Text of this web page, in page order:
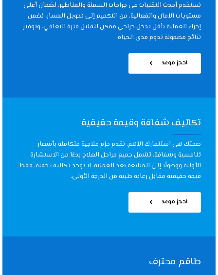
نستخدم أحدث التقنيات في جراحات السمنة والمناظير، لضمان أعلى
مستويات الأمان والفعالية. من التكميم إلى تحويل المسار، نضمن
إجراء العملية بأقل تدخل جراحي ممكن لتقليل فترة التعافي، وتوفير
نتائج مضمونة تدوم مدى الحياة.
احجز موعد
تكاليف شفافة وقيمة حقيقية
صحتك هي استثمارك الأهم. نقدم حزم علاجية متكاملة بأسعار
تنافسية وشفافة، تشمل جميع مراحل العلاج بدءًا من الاستشارة
الأولية ووصولًا إلى المتابعة بعد العملية. لا توجد تكاليف خفية، فقط
قيمة حقيقية مقابل رعاية طبية من الدرجة الأولى.
احجز موعد
طاقم محترف